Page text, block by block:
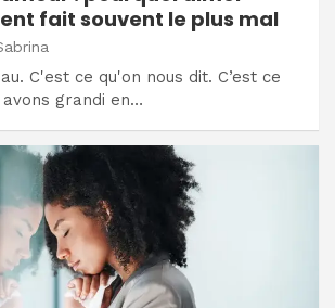
fait souvent le plus mal
C'est ce qu'on nous dit. C’est ce
avons grandi en…